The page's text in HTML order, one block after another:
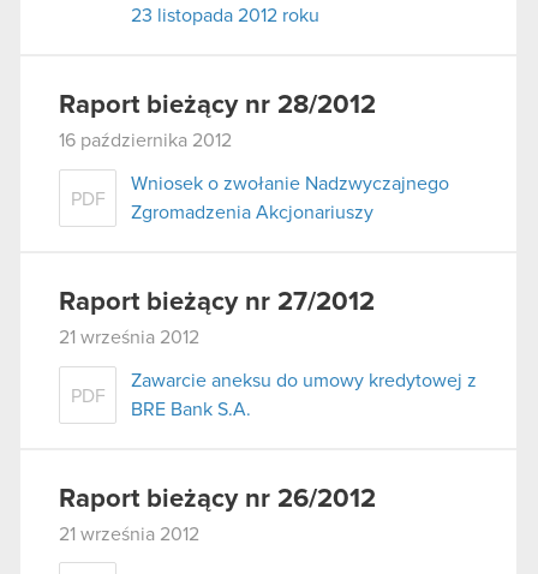
23 listopada 2012 roku
Raport bieżący nr 28/2012
16 października 2012
PDF
Wniosek o zwołanie Nadzwyczajnego
Zgromadzenia Akcjonariuszy
Raport bieżący nr 27/2012
21 września 2012
PDF
Zawarcie aneksu do umowy kredytowej z
BRE Bank S.A.
Raport bieżący nr 26/2012
21 września 2012